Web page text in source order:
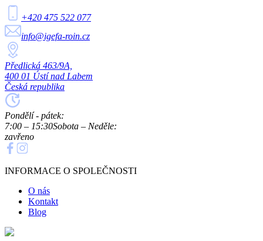
+420 475 522 077
info@igefa-roin.cz
Předlická 463/9A,
400 01 Ústí nad Labem
Česká republika
Pondělí - pátek:
7:00 – 15:30Sobota – Neděle:
zavřeno
INFORMACE O SPOLEČNOSTI
O nás
Kontakt
Blog